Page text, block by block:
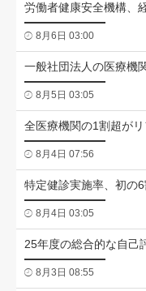
労働者健康安全機構、
8月6日 03:00
一般社団法人の医療機
8月5日 03:05
全医療機関の1割超が
8月4日 07:56
特定健診実施率、初
8月4日 03:05
25年度の総合的な自
8月3日 08:55